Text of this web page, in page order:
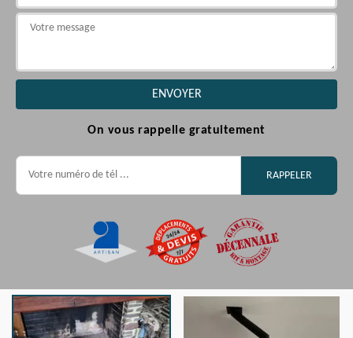
On vous rappelle gratuitement